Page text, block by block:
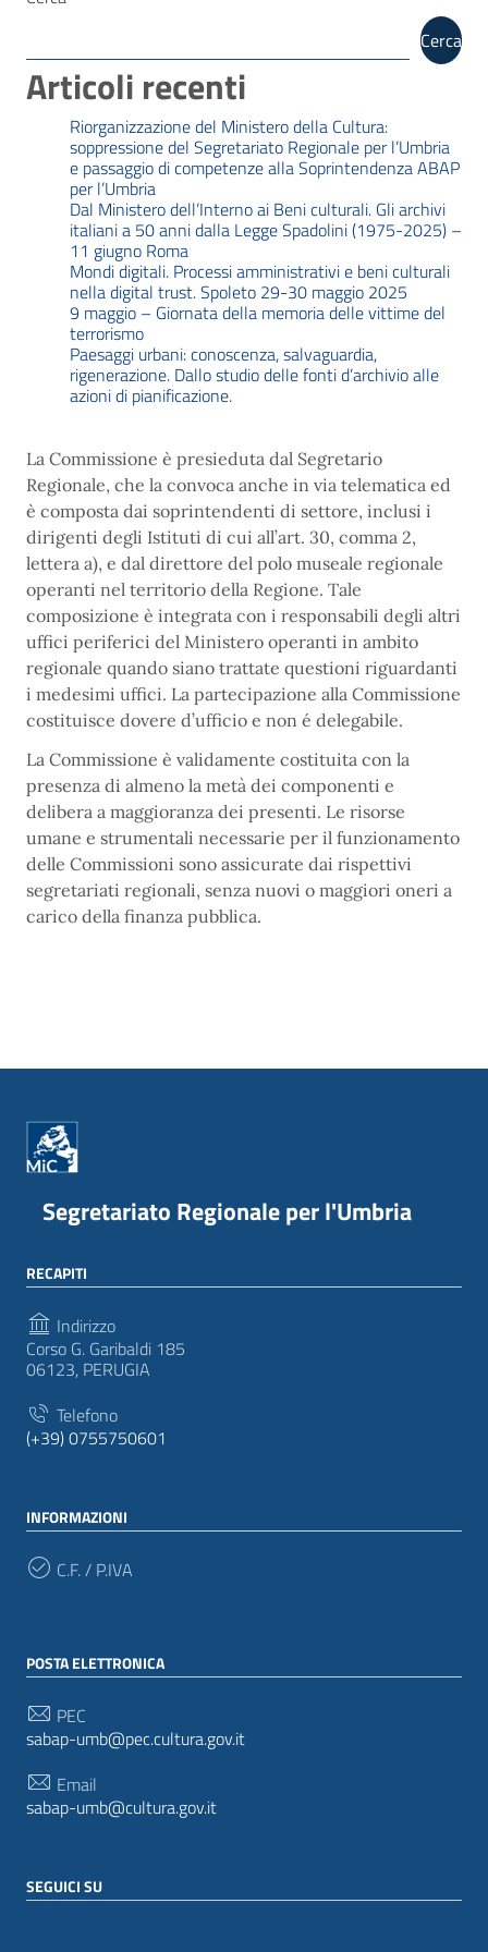
Cerca
Articoli recenti
Riorganizzazione del Ministero della Cultura:
soppressione del Segretariato Regionale per l’Umbria
e passaggio di competenze alla Soprintendenza ABAP
per l’Umbria
Dal Ministero dell’Interno ai Beni culturali. Gli archivi
italiani a 50 anni dalla Legge Spadolini (1975-2025) –
11 giugno Roma
Mondi digitali. Processi amministrativi e beni culturali
nella digital trust. Spoleto 29-30 maggio 2025
9 maggio – Giornata della memoria delle vittime del
terrorismo
Paesaggi urbani: conoscenza, salvaguardia,
rigenerazione. Dallo studio delle fonti d’archivio alle
azioni di pianificazione.
La Commissione è presieduta dal Segretario
Regionale, che la convoca anche in via telematica ed
è composta dai soprintendenti di settore, inclusi i
dirigenti degli Istituti di cui all’art. 30, comma 2,
lettera a), e dal direttore del polo museale regionale
operanti nel territorio della Regione. Tale
composizione è integrata con i responsabili degli altri
uffici periferici del Ministero operanti in ambito
regionale quando siano trattate questioni riguardanti
i medesimi uffici. La partecipazione alla Commissione
costituisce dovere d’ufficio e non é delegabile.
La Commissione è validamente costituita con la
presenza di almeno la metà dei componenti e
delibera a maggioranza dei presenti. Le risorse
umane e strumentali necessarie per il funzionamento
delle Commissioni sono assicurate dai rispettivi
segretariati regionali, senza nuovi o maggiori oneri a
carico della finanza pubblica.
Segretariato Regionale per l'Umbria
RECAPITI
Indirizzo
Corso G. Garibaldi 185
06123, PERUGIA
Telefono
(+39) 0755750601
INFORMAZIONI
C.F. / P.IVA
POSTA ELETTRONICA
PEC
sabap-umb@pec.cultura.gov.it
Email
sabap-umb@cultura.gov.it
SEGUICI SU